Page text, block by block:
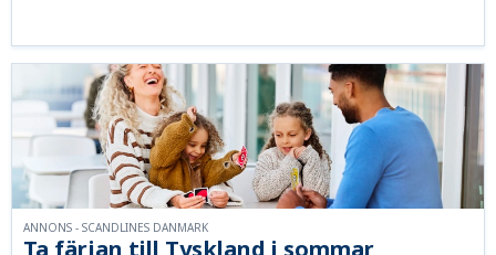
ANNONS - SCANDLINES DANMARK